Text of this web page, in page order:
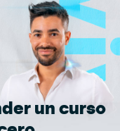
un curso